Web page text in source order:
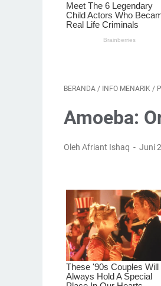
BERANDA / INFO MENARIK /
Amoeba:
Oleh Afriant Ishaq Juni